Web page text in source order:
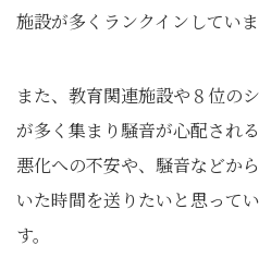
施設が多くランクインしていま
また、教育関連施設や８位の
が多く集まり騒音が心配され
悪化への不安や、騒音などか
いた時間を送りたいと思って
す。